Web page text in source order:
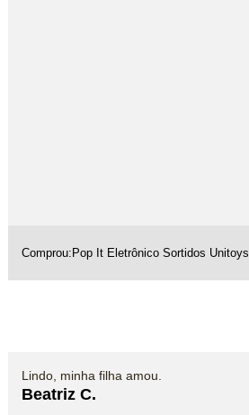
Comprou: Pop It Eletrônico Sortidos Unitoys
Lindo, minha filha amou.
Beatriz C.